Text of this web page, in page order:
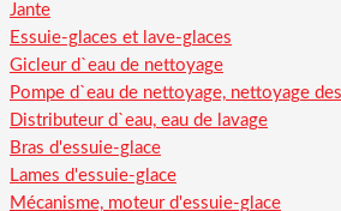
Jante
Essuie-glaces et lave-glaces
Gicleur d`eau de nettoyage
Pompe d`eau de nettoyage, nettoyage
Distributeur d`eau, eau de lavage
Bras d'essuie-glace
Lames d'essuie-glace
Mécanisme, moteur d'essuie-glace